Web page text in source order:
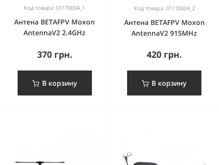
Код товара: 01170004_1
Антена BETAFPV Moxon
AntennaV2 2.4GHz
370 грн.
В корзину
Код товара: 01170004_2
Антена BETAFPV Moxon
AntennaV2 915MHz
420 грн.
В корзину